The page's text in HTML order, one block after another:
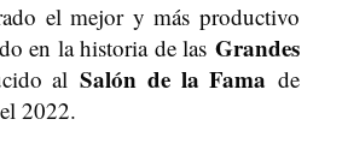
el mejor y más productivo
en la historia de las Grandes
al Salón de la Fama de
2022.